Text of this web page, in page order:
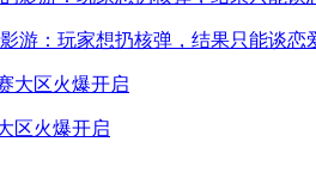
游：玩家想扔核弹，结果只能谈恋
区火爆开启